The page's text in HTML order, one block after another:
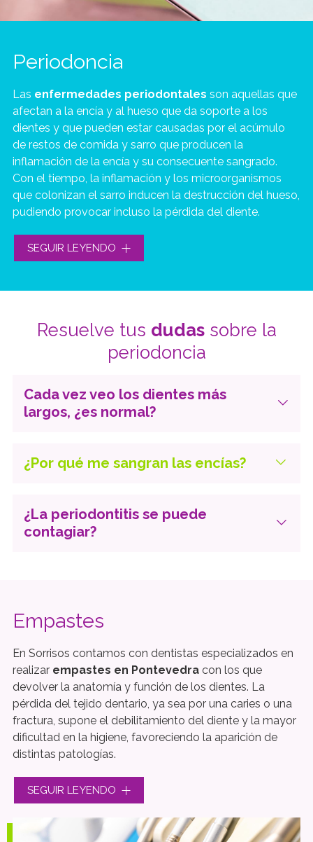
Periodoncia
Las enfermedades periodontales son aquellas que
afectan a la encía y al hueso que da soporte a los
dientes y que pueden estar causadas por el acúmulo
de restos de comida y sarro que producen la
inflamación de la encía y su consecuente sangrado.
Con el tiempo, la inflamación y los microorganismos
que colonizan el sarro inducen la destrucción del hueso,
pudiendo provocar incluso la pérdida del diente.
El objetivo de la periodoncia es detener o retrasar su
avance, limitando así la movilidad o incluso la pérdida
tratamientos periodontales en Pontevedra para eliminar
raspado y alisado radicular del diente, se consigue una
superficie limpia y pulida a la que se adhiere de nuevo la
encía. En estadios avanzados pueden ser necesarias
SEGUIR LEYENDO
Resuelve tus dudassobre la
periodoncia
Cada vez veo los dientes más
largos, ¿es normal?
¿Por qué me sangran las encías?
¿La periodontitis se puede
contagiar?
Empastes
En Sorrisos contamos con dentistas especializados en
realizar empastes en Pontevedra con los que
devolver la anatomía y función de los dientes. La
pérdida del tejido dentario, ya sea por una caries o una
fractura, supone el debilitamiento del diente y la mayor
dificultad en la higiene, favoreciendo la aparición de
distintas patologías.
Contamos con materiales de calidad para restaurar los
dientes, ya que trabajamos con
compuestas o compósitos . Adaptamos el color, el
tono, la opacidad, la consistencia... a las necesidades de
SEGUIR LEYENDO